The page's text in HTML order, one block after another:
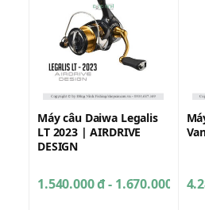
Máy câu Daiwa Legalis
LT 2023 | AIRDRIVE
DESIGN
1.540.000 đ - 1.670.000 đ